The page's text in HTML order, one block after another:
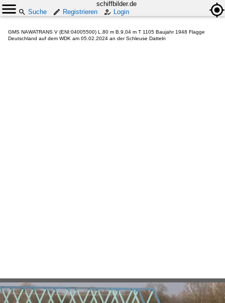
schiffbilder.de
Suche
Registrieren Login
GMS NAWATRANS V (ENI:04005500) L.80 m B.9,04 m T 1105 Baujahr 1948 Flagge
Deutschland auf dem WDK am 05.02.2024 an der Schleuse Datteln